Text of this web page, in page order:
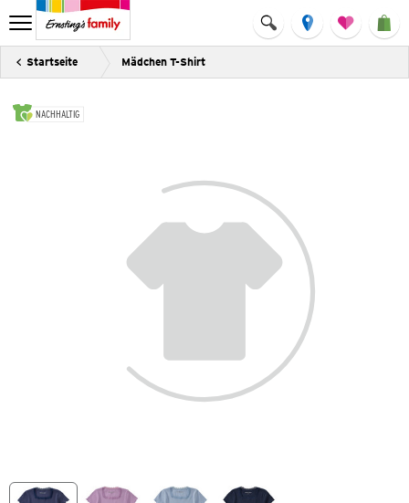
Startseite Mädchen T-Shirt
NACHHALTIG